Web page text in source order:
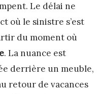
Le délai ne
où le sinistre s’est
du moment où
. La nuance est
derrière un meuble,
retour de vacances